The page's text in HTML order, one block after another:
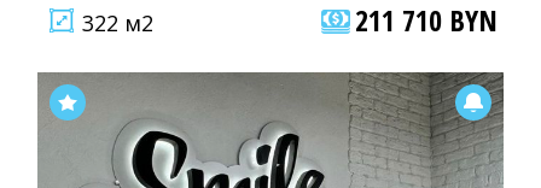
322 м2
211 710 BYN